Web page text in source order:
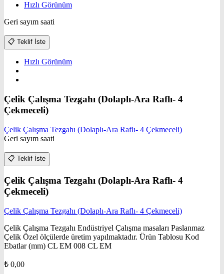
Hızlı Görünüm
Geri sayım saati
📋 Teklif İste
Hızlı Görünüm
Çelik Çalışma Tezgahı (Dolaplı-Ara Raflı- 4
Çekmeceli)
Çelik Çalışma Tezgahı (Dolaplı-Ara Raflı- 4 Çekmeceli)
Geri sayım saati
📋 Teklif İste
Çelik Çalışma Tezgahı (Dolaplı-Ara Raflı- 4
Çekmeceli)
Çelik Çalışma Tezgahı (Dolaplı-Ara Raflı- 4 Çekmeceli)
Çelik Çalışma Tezgahı Endüstriyel Çalışma masaları Paslanmaz
Çelik Özel ölçülerde üretim yapılmaktadır. Ürün Tablosu Kod
Ebatlar (mm) CL EM 008 CL EM
₺ 0,00